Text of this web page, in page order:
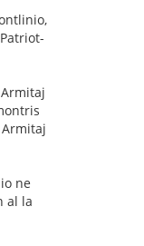
ne
al la